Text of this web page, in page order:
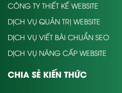
CÔNG TY THIẾT KẾ WEBSITE
DỊCH VỤ QUẢN TRỊ WEBSITE
DỊCH VỤ VIẾT BÀI CHUẨN SEO
DỊCH VỤ NÂNG CẤP WEBSITE
CHIA SẺ KIẾN THỨC